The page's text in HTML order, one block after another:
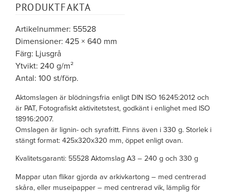
PRODUKTFAKTA
Artikelnummer: 55528
Dimensioner: 425 × 640 mm
Färg: Ljusgrå
Ytvikt: 240 g/m²
Antal: 100 st/förp.
Aktomslagen är blödningsfria enligt DIN ISO 16245:2012 och
är PAT, Fotografiskt aktivitetstest, godkänt i enlighet med ISO
18916:2007.
Omslagen är lignin- och syrafritt. Finns även i 330 g. Storlek i
stängt format: 425x320x320 mm, öppet enligt ovan.
Kvalitetsgaranti: 55528 Aktomslag A3 – 240 g och 330 g
Mappar utan flikar gjorda av arkivkartong – med centrerad
skåra, eller museipapper – med centrerad vik, lämplig för